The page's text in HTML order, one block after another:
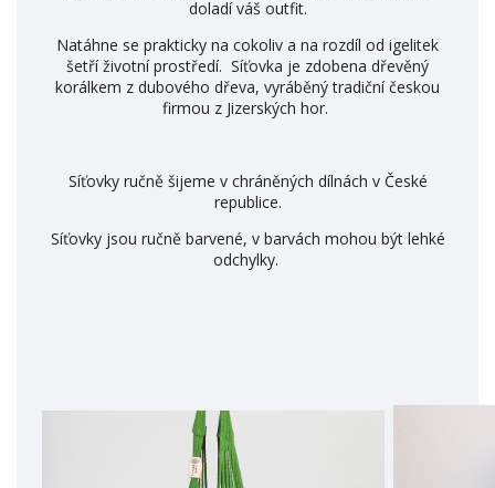
doladí váš outfit.
Natáhne se prakticky na cokoliv a na rozdíl od igelitek
šetří životní prostředí. Síťovka je zdobena dřevěný
korálkem z dubového dřeva, vyráběný tradiční českou
firmou z Jizerských hor.
Síťovky ručně šijeme v chráněných dílnách v České
republice.
Síťovky jsou ručně barvené, v barvách mohou být lehké
odchylky.